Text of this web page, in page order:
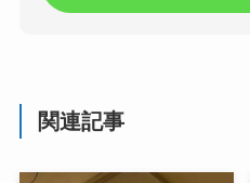
関連記事